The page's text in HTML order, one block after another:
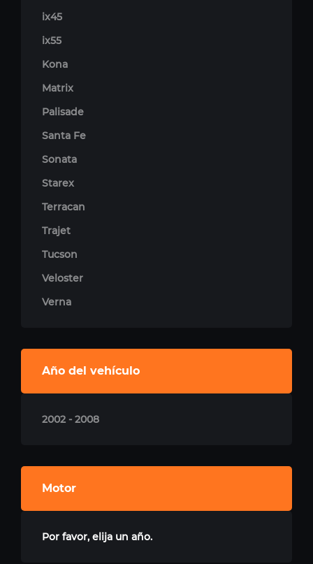
ix45
ix55
Kona
Matrix
Palisade
Santa Fe
Sonata
Starex
Terracan
Trajet
Tucson
Veloster
Verna
Año del vehículo
2002 - 2008
Motor
Por favor, elija un año.